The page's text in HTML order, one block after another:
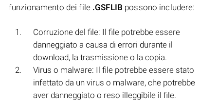
funzionamento dei file .GSFLIB possono includere:
Corruzione del file: Il file potrebbe essere
danneggiato a causa di errori durante il
download, la trasmissione o la copia.
Virus o malware: Il file potrebbe essere stato
infettato da un virus o malware, che potrebbe
aver danneggiato o reso illeggibile il file.